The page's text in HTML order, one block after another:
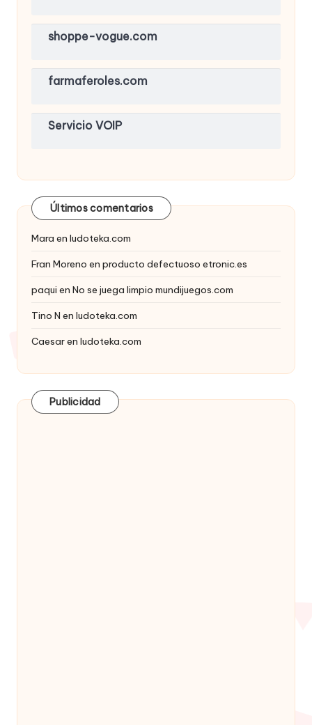
shoppe-vogue.com
farmaferoles.com
Servicio VOIP
Últimos comentarios
Mara en ludoteka.com
Fran Moreno en producto defectuoso etronic.es
paqui en No se juega limpio mundijuegos.com
Tino N en ludoteka.com
Caesaren ludoteka.com
Publicidad